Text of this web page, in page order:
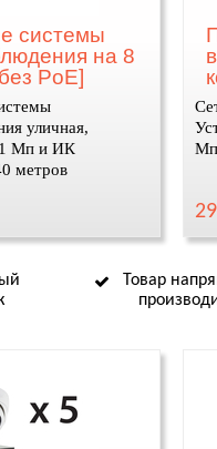
системы
на 8
PoE]
уличная,
Мп и ИК
метров
Товар